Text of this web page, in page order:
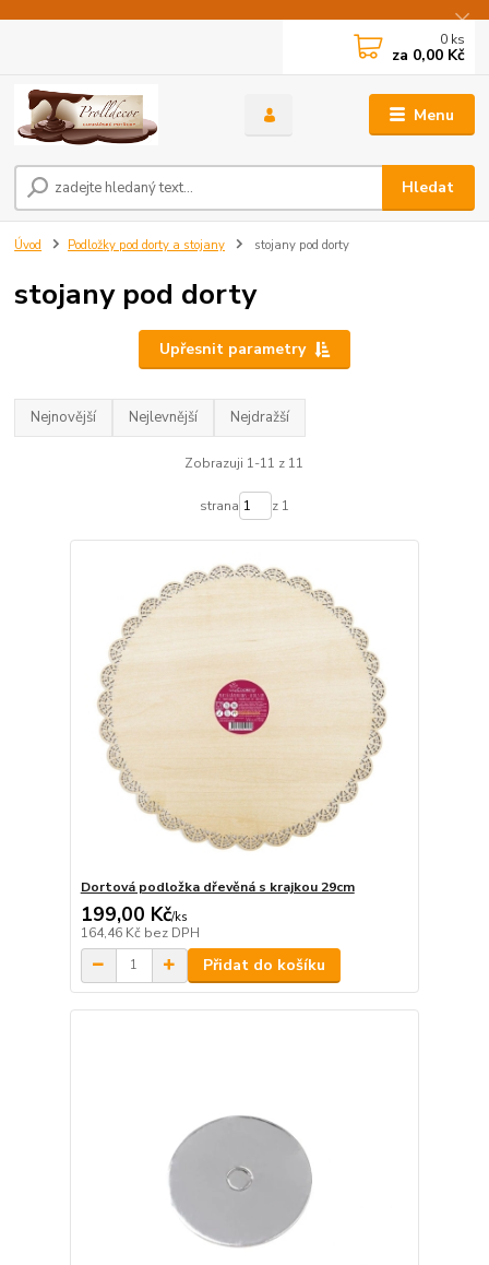
Menu
Hledat
0 ks
za 0,00 Kč
Úvod Podložky pod dorty a stojany stojany pod dorty
stojany pod dorty
Upřesnit parametry
Nejnovější Nejlevnější Nejdražší
Zobrazuji 1-11 z 11
strana z 1
Dortová podložka dřevěná s krajkou 29cm
199,00 Kč/ks
164,46 Kč bez DPH
Přidat do košíku